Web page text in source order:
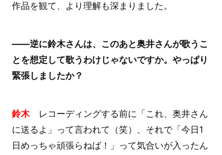
作品を観て、より理解も深まりました。
――逆に鈴木さんは、このあと奥井さんが歌うこ
とを想定して歌うわけじゃないですか。やっぱり
緊張しましたか？
鈴木レコーディングする前に「これ、奥井さん
に送るよ」って言われて（笑）、それで「今日1
日めっちゃ頑張らねば！」って気合いが入ったん